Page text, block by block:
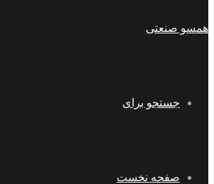
همسو صنعتی
جستجو برای
صفحه نخست